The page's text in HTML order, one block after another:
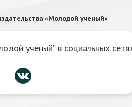
«Молодой ученый»
ученый” в социальных